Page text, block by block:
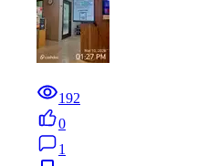
192
0
1